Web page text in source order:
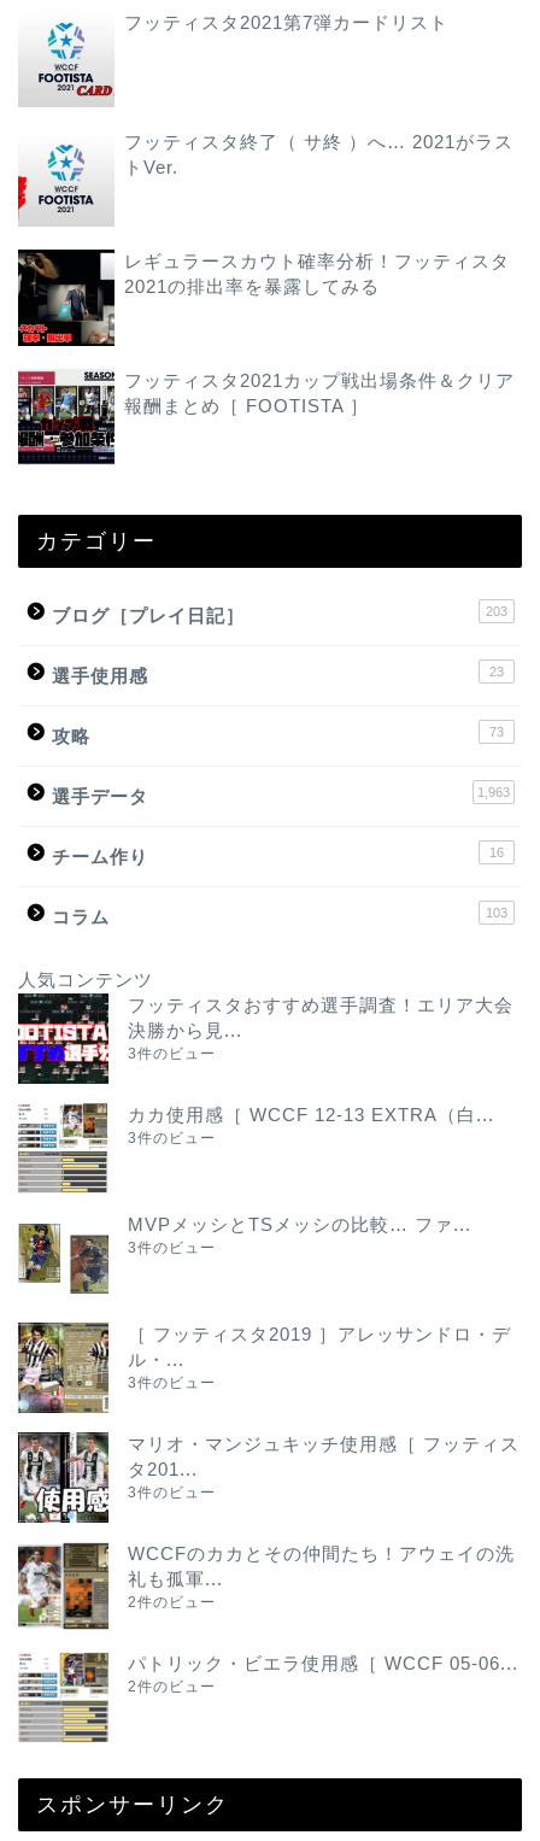
フッティスタ2021第7弾カードリスト
フッティスタ終了（ サ終 ）へ… 2021がラス
トVer.
レギュラースカウト確率分析！フッティスタ
2021の排出率を暴露してみる
フッティスタ2021カップ戦出場条件＆クリア
報酬まとめ［ FOOTISTA ］
カテゴリー
ブログ［プレイ日記］ 203
選手使用感 23
攻略 73
選手データ 1,963
チーム作り 16
コラム 103
人気コンテンツ
フッティスタおすすめ選手調査！エリア大会
決勝から見...
3件のビュー
カカ使用感［ WCCF 12-13 EXTRA（白...
3件のビュー
MVPメッシとTSメッシの比較… ファ...
3件のビュー
［ フッティスタ2019 ］アレッサンドロ・デ
ル・...
3件のビュー
マリオ・マンジュキッチ使用感［ フッティス
タ201...
3件のビュー
WCCFのカカとその仲間たち！アウェイの洗
礼も孤軍...
2件のビュー
パトリック・ビエラ使用感［ WCCF 05-06...
2件のビュー
スポンサーリンク